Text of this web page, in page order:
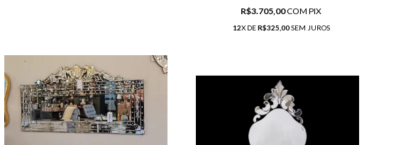
R$3.705,00COM PIX
12X DER$325,00SEM JUROS